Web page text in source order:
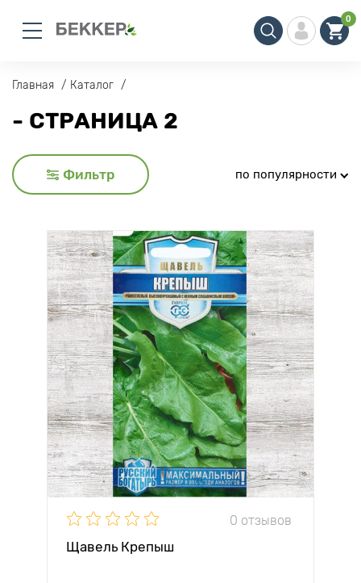
0
Главная Каталог
- СТРАНИЦА 2
Фильтр по популярности
0 отзывов
Щавель Крепыш